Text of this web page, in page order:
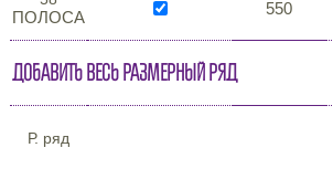
ПОЛОСА 550
Добавить весь размерный ряд
Р. ряд